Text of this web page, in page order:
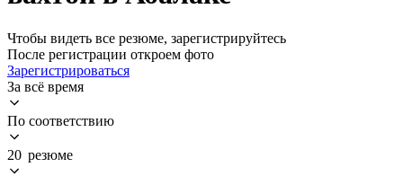
Чтобы видеть все резюме, зарегистрируйтесь
После регистрации откроем фото
Зарегистрироваться
За всё время
По соответствию
20 резюме